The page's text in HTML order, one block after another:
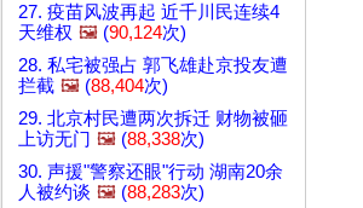
27. 疫苗风波再起 近千川民连续4
天维权 🖼️ (90,124次)
28. 私宅被强占 郭飞雄赴京投友遭
拦截 🖼️ (88,404次)
29. 北京村民遭两次拆迁 财物被砸
上访无门 🖼️ (88,338次)
30. 声援"警察还眼"行动 湖南20余
人被约谈 🖼️ (88,283次)